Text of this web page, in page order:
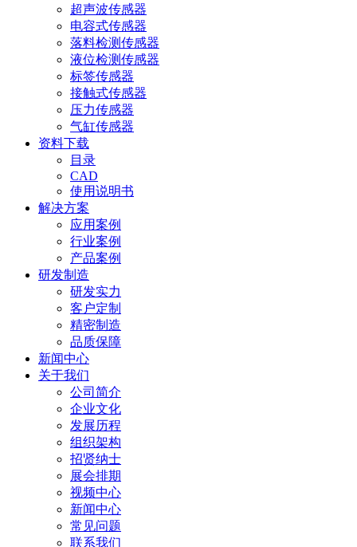
超声波传感器
电容式传感器
落料检测传感器
液位检测传感器
标签传感器
接触式传感器
压力传感器
气缸传感器
资料下载
目录
CAD
使用说明书
解决方案
应用案例
行业案例
产品案例
研发制造
研发实力
客户定制
精密制造
品质保障
新闻中心
关于我们
公司简介
企业文化
发展历程
组织架构
招贤纳士
展会排期
视频中心
新闻中心
常见问题
联系我们